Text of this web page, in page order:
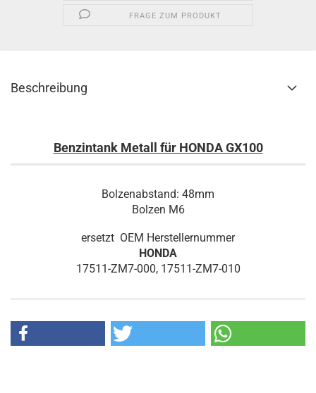
FRAGE ZUM PRODUKT
Beschreibung
Benzintank Metall für HONDA GX100
Bolzenabstand: 48mm
Bolzen M6
ersetzt OEM Herstellernummer
HONDA
17511-ZM7-000, 17511-ZM7-010